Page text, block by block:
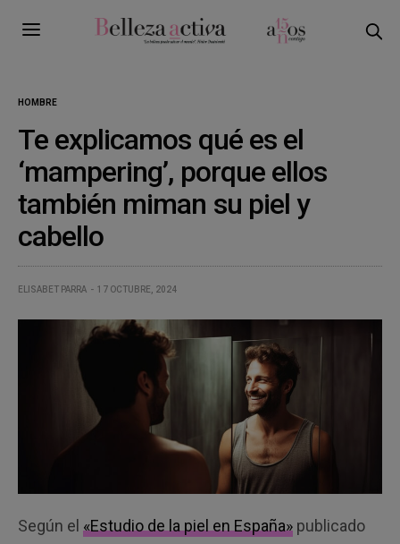
HOMBRE
Te explicamos qué es el
‘mampering’, porque ellos
también miman su piel y
cabello
ELISABET PARRA 17 OCTUBRE, 2024
Según el«Estudio de la piel en España» publicado